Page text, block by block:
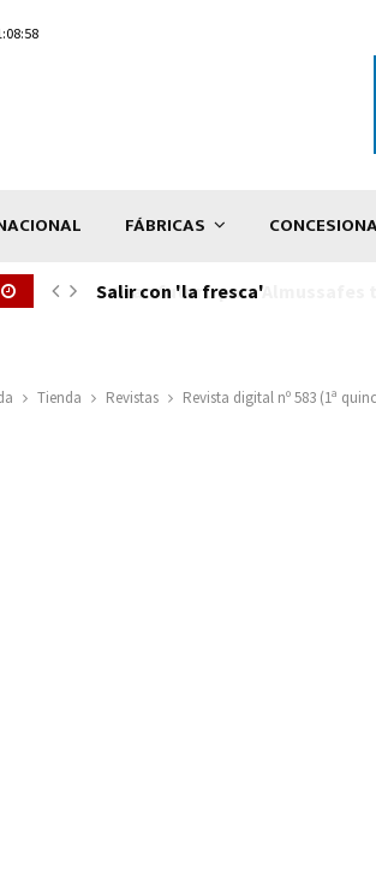
FÁBRICAS
Salir con 'la fresca'
Tienda Revistas Revista digital nº 583 (1ª